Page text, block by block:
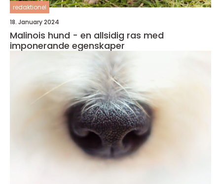
redaktionel
18. January 2024
Malinois hund - en allsidig ras med
imponerande egenskaper